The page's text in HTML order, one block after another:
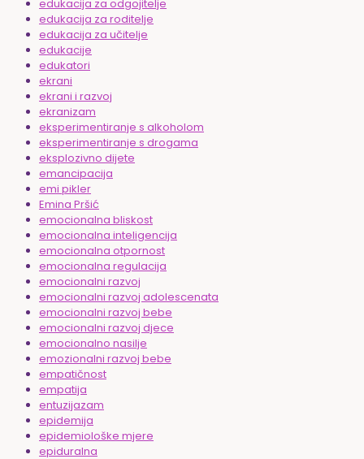
edukacija za odgojitelje
edukacija za roditelje
edukacija za učitelje
edukacije
edukatori
ekrani
ekrani i razvoj
ekranizam
eksperimentiranje s alkoholom
eksperimentiranje s drogama
eksplozivno dijete
emancipacija
emi pikler
Emina Pršić
emocionalna bliskost
emocionalna inteligencija
emocionalna otpornost
emocionalna regulacija
emocionalni razvoj
emocionalni razvoj adolescenata
emocionalni razvoj bebe
emocionalni razvoj djece
emocionalno nasilje
emozionalni razvoj bebe
empatičnost
empatija
entuzijazam
epidemija
epidemiološke mjere
epiduralna